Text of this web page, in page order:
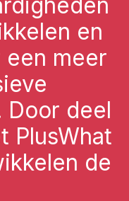
en
meer
Door deel
PlusWhat
de